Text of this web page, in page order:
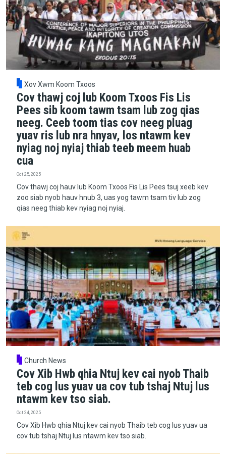
Xov Xwm Koom Txoos
Cov thawj coj lub Koom Txoos Fis Lis
Pees sib koom tawm tsam lub zog qias
neeg. Ceeb toom tias cov neeg pluag
yuav ris lub nra hnyav, los ntawm kev
nyiag noj nyiaj thiab teeb meem huab
cua
Oct 25, 2025
Cov thawj coj hauv lub Koom Txoos Fis Lis Pees tsuj xeeb kev
zoo siab nyob hauv hnub 3, uas yog tawm tsam tiv lub zog
qias neeg thiab kev nyiag noj nyiaj.
Church News
Cov Xib Hwb qhia Ntuj kev cai nyob Thaib
teb cog lus yuav ua cov tub tshaj Ntuj lus
ntawm kev tso siab.
Oct 24, 2025
Cov Xib Hwb qhia Ntuj kev cai nyob Thaib teb cog lus yuav ua
cov tub tshaj Ntuj lus ntawm kev tso siab.